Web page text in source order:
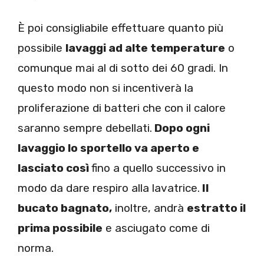
È poi consigliabile effettuare quanto più
possibile lavaggi ad alte temperature o
comunque mai al di sotto dei 60 gradi. In
questo modo non si incentiverà la
proliferazione di batteri che con il calore
saranno sempre debellati. Dopo ogni
lavaggio lo sportello va aperto e
lasciato cosìfino a quello successivo in
modo da dare respiro alla lavatrice. Il
bucato bagnato, inoltre, andrà estratto il
prima possibile e asciugato come di
norma.